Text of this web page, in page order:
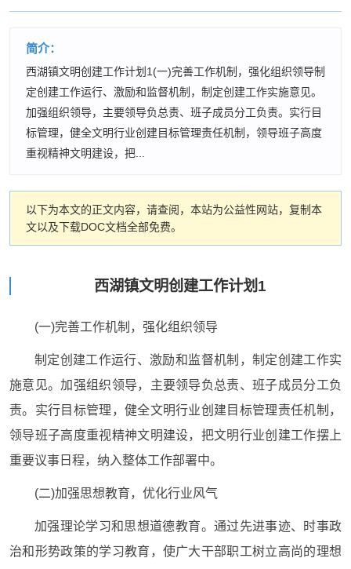
简介：
西湖镇文明创建工作计划1(一)完善工作机制，强化组织领导制
定创建工作运行、激励和监督机制，制定创建工作实施意见。
加强组织领导，主要领导负总责、班子成员分工负责。实行目
标管理，健全文明行业创建目标管理责任机制，领导班子高度
重视精神文明建设，把...
以下为本文的正文内容，请查阅，本站为公益性网站，复制本
文以及下载DOC文档全部免费。
西湖镇文明创建工作计划1
(一)完善工作机制，强化组织领导
制定创建工作运行、激励和监督机制，制定创建工作实
施意见。加强组织领导，主要领导负总责、班子成员分工负
责。实行目标管理，健全文明行业创建目标管理责任机制，
领导班子高度重视精神文明建设，把文明行业创建工作摆上
重要议事日程，纳入整体工作部署中。
(二)加强思想教育，优化行业风气
加强理论学习和思想道德教育。通过先进事迹、时事政
治和形势政策的学习教育，使广大干部职工树立高尚的理想